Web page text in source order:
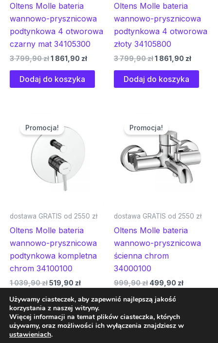
Oltens Molle bateria
wannowo-prysznicowa
podtynkowa 4 otworowa
czarny mat 34105300
3 799,90zł1 861,90 zł
Dodaj do koszyka
Oltens Molle bateria
wannowo-prysznicowa
podtynkowa 4 otworowa
złoty 34105800
3 799,90zł1 861,90 zł
Dodaj do koszyka
Promocja!
dostawa GRATIS od 2550 zł
Oltens Molle bateria
wannowo-prysznicowa
podtynkowa kompletna
chrom 34100100
1 039,90zł
cena
wynosiła:
1
039,90 zł.
519,90 zł
519,90 zł.
Dodaj do koszyka
Promocja!
dostawa GRATIS od 2550 zł
Oltens Molle bateria
wannowo-prysznicowa
ścienna chrom
34000100
999,90zł
cena
wynosiła:
999,90 zł.
499,90 zł
499,90
Dodaj do koszyka
Używamy ciasteczek, aby zapewnić najlepszą jakość
korzystania z naszej witryny.
Więcej informacji na temat plików ciasteczka, których
używamy, oraz możliwości ich wyłączenia znajdziesz w
ustawieniach.